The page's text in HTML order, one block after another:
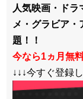
人気映画・ド
メ・グラビア
題！！
今なら1ヵ月無
↓↓↓今すぐ登録